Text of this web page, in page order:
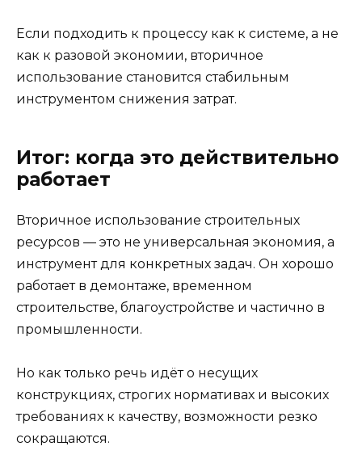
Если подходить к процессу как к системе, а не
как к разовой экономии, вторичное
использование становится стабильным
инструментом снижения затрат.
Итог: когда это действительно
работает
Вторичное использование строительных
ресурсов — это не универсальная экономия, а
инструмент для конкретных задач. Он хорошо
работает в демонтаже, временном
строительстве, благоустройстве и частично в
промышленности.
Но как только речь идёт о несущих
конструкциях, строгих нормативах и высоких
требованиях к качеству, возможности резко
сокращаются.